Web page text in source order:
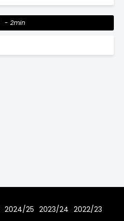
2min
2024/25 2023/24 2022/23